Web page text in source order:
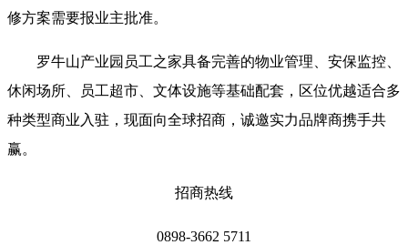
修方案需要报业主批准。
罗牛山产业园员工之家具备完善的物业管理、安保监控、
休闲场所、员工超市、文体设施等基础配套，区位优越适合多
种类型商业入驻，现面向全球招商，诚邀实力品牌商携手共
赢。
招商热线
0898-3662 5711